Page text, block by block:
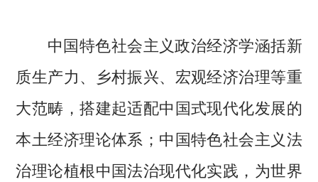
中国特色社会主义政治经济学涵括新
质生产力、乡村振兴、宏观经济治理等重
大范畴，搭建起适配中国式现代化发展的
本土经济理论体系；中国特色社会主义法
治理论植根中国法治现代化实践，为世界